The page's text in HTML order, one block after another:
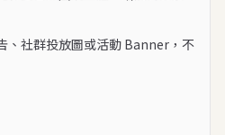
、社群投放圖或活動 Banner，不